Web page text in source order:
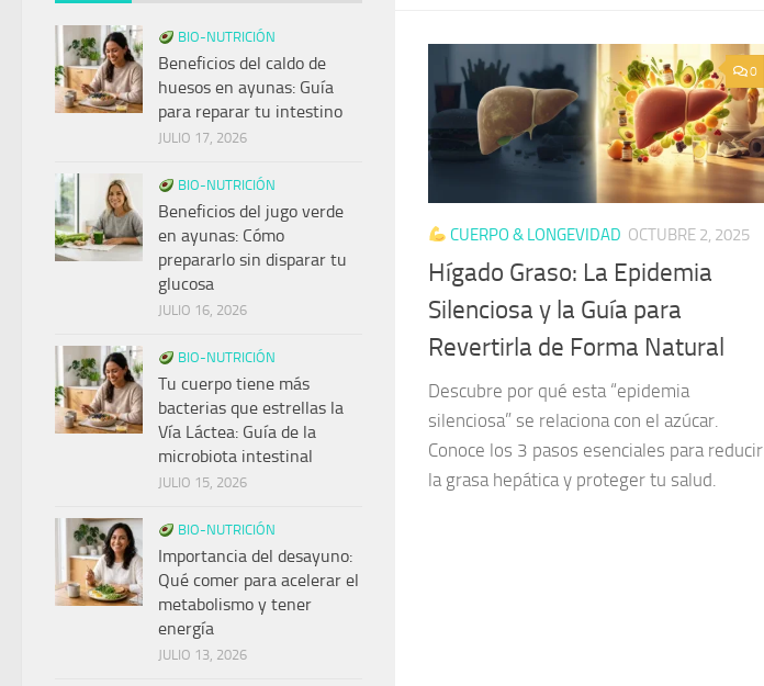
0
CUERPO & LONGEVIDAD OCTUBRE 2, 2025
Hígado Graso: La Epidemia
Silenciosa y la Guía para
Revertirla de Forma Natural
Descubre por qué esta “epidemia
silenciosa” se relaciona con el azúcar.
Conoce los 3 pasos esenciales para reducir
la grasa hepática y proteger tu salud.
BIO-NUTRICIÓN
Beneficios del caldo de
huesos en ayunas: Guía
para reparar tu intestino
JULIO 17, 2026
BIO-NUTRICIÓN
Beneficios del jugo verde
en ayunas: Cómo
prepararlo sin disparar tu
glucosa
JULIO 16, 2026
BIO-NUTRICIÓN
Tu cuerpo tiene más
bacterias que estrellas la
Vía Láctea: Guía de la
microbiota intestinal
JULIO 15, 2026
BIO-NUTRICIÓN
Importancia del desayuno:
Qué comer para acelerar el
metabolismo y tener
energía
JULIO 13, 2026